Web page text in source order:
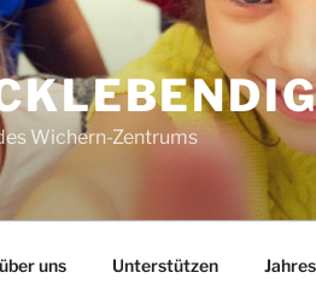
Wichern-Zentrums
uns Unterstützen